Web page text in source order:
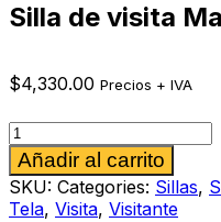
Silla de visita
$4,330.00 Precios + IVA
Silla
de
visita
Mauricio
cantidad
Añadir al carrito
SKU: Categories: Sillas,
Tela, Visita, Visitante